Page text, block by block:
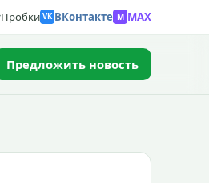
Пробки VK ВКонтакте M MAX
Предложить новость